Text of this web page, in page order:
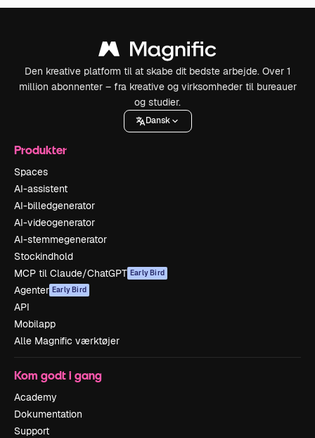
Den kreative platform til at skabe dit bedste arbejde. Over 1
million abonnenter – fra kreative og virksomheder til bureauer
og studier.
Dansk
Produkter
Spaces
AI-assistent
AI-billedgenerator
AI-videogenerator
AI-stemmegenerator
Stockindhold
MCP til Claude/ChatGPT Early Bird
Agenter Early Bird
API
Mobilapp
Alle Magnific værktøjer
Kom godt i gang
Academy
Dokumentation
Support